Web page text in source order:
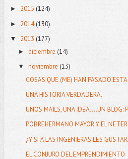
► 2015 (124)
► 2014(130)
▼ 2013 (177)
► diciembre (14)
▼ noviembre (13)
COSAS QUE (ME) HAN PASADO
UNA HISTORIA VERDADERA.
UNOS MAILS, UNA IDEA....UN BLOG:
POBREHERMANO MAYOR Y EL NETER
¿Y SI A LAS INGENIERAS LES
EL CONJURO DEL EMPRENDIMIENTO